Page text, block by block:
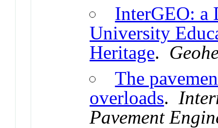
InterGEO: a
University
Heritage.
The
overloads.
Pavement